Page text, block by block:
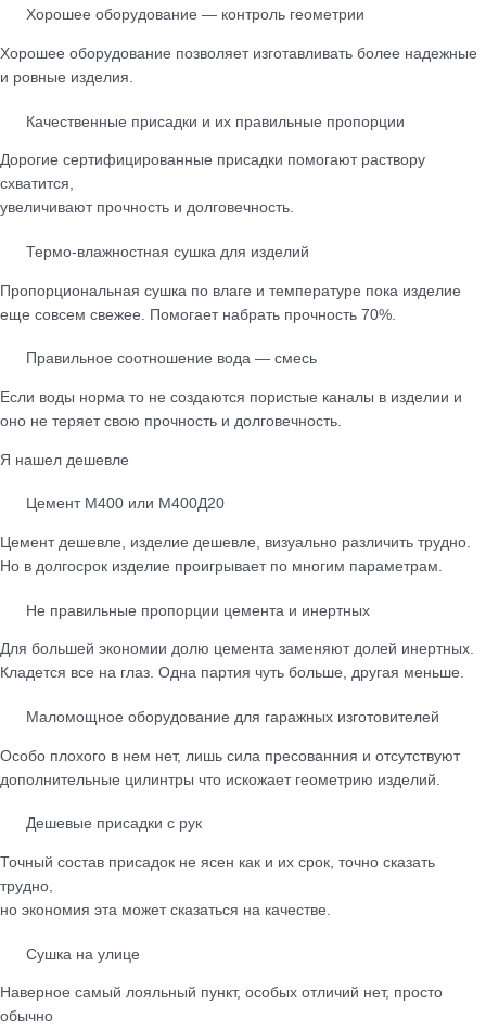
Хорошее оборудование — контроль геометрии
Хорошее оборудование позволяет изготавливать более надежные
и ровные изделия.
Качественные присадки и их правильные пропорции
Дорогие сертифицированные присадки помогают раствору
схватится,
увеличивают прочность и долговечность.
Термо-влажностная сушка для изделий
Пропорциональная сушка по влаге и температуре пока изделие
еще совсем свежее. Помогает набрать прочность 70%.
Правильное соотношение вода — смесь
Если воды норма то не создаются пористые каналы в изделии и
оно не теряет свою прочность и долговечность.
Я нашел дешевле
Цемент М400 или М400Д20
Цемент дешевле, изделие дешевле, визуально различить трудно.
Но в долгосрок изделие проигрывает по многим параметрам.
Не правильные пропорции цемента и инертных
Для большей экономии долю цемента заменяют долей инертных.
Кладется все на глаз. Одна партия чуть больше, другая меньше.
Маломощное оборудование для гаражных изготовителей
Особо плохого в нем нет, лишь сила пресованния и отсутствуют
дополнительные цилинтры что искожает геометрию изделий.
Дешевые присадки с рук
Точный состав присадок не ясен как и их срок, точно сказать
трудно,
но экономия эта может сказаться на качестве.
Сушка на улице
Наверное самый лояльный пункт, особых отличий нет, просто
обычно